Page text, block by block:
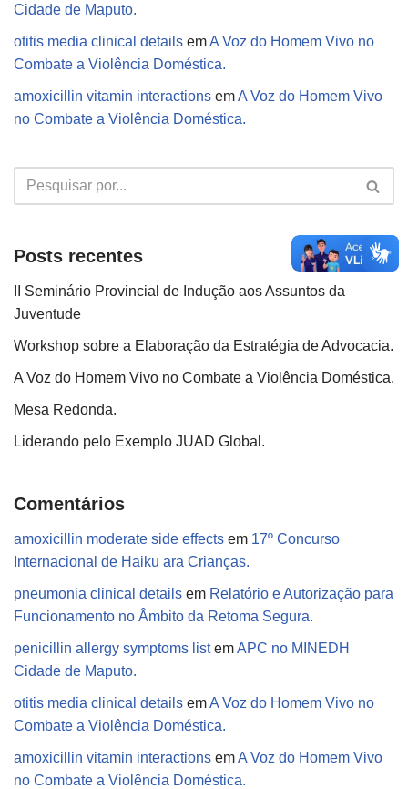
Cidade de Maputo.
otitis media clinical details emA Voz do Homem Vivo no
Combate a Violência Doméstica.
amoxicillin vitamin interactions emA Voz do Homem Vivo
no Combate a Violência Doméstica.
Posts recentes
II Seminário Provincial de Indução aos Assuntos da
Juventude
Workshop sobre a Elaboração da Estratégia de Advocacia.
A Voz do Homem Vivo no Combate a Violência Doméstica.
Mesa Redonda.
Liderando pelo Exemplo JUAD Global.
Comentários
amoxicillin moderate side effects em 17º Concurso
Internacional de Haiku ara Crianças.
pneumonia clinical details em Relatório e Autorização para
Funcionamento no Âmbito da Retoma Segura.
penicillin allergy symptoms listemAPC no MINEDH
Cidade de Maputo.
otitis media clinical details emA Voz do Homem Vivo no
Combate a Violência Doméstica.
amoxicillin vitamin interactions emA Voz do Homem Vivo
no Combate a Violência Doméstica.